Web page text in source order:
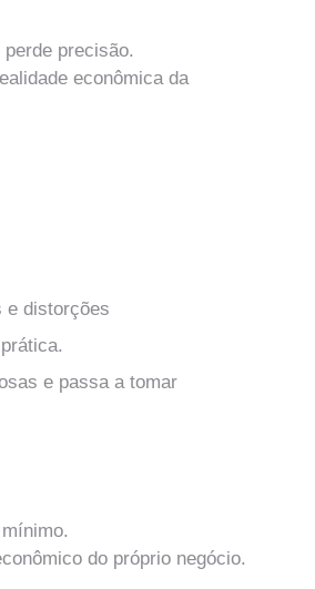
precisão.
econômica da
e distorções
e passa a tomar
do próprio negócio.